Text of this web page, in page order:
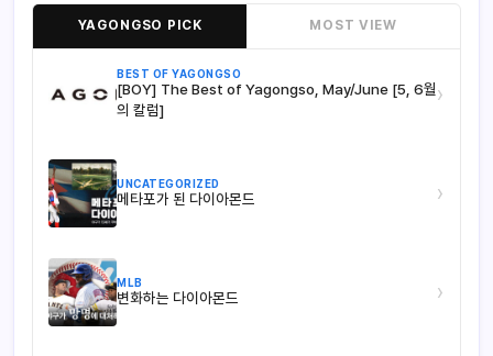
YAGONGSO PICK MOST VIEW
BEST OF YAGONGSO
[BOY] The Best of Yagongso, May/June [5, 6월
의 칼럼]
›
UNCATEGORIZED
메타포가 된 다이아몬드 ›
MLB
변화하는 다이아몬드 ›